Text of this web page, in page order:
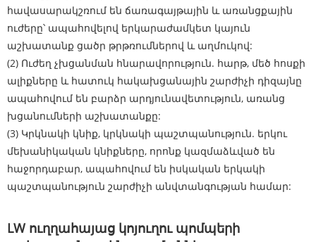
հավասարակշռում են ճառագայթային և առանցքային
ուժերը՝ ապահովելով երկարաժամկետ կայուն
աշխատանք ցածր թրթռումներով և աղմուկով:
(2) Ուժեղ չխցանման հնարավորություն. հարթ, մեծ հոսքի
ալիքները և հատուկ հակախցանային շարժիչի դիզայնը
ապահովում են բարձր արդյունավետություն, առանց
խցանումների աշխատանքը:
(3) Կրկնակի կնիք, կրկնակի պաշտպանություն. երկու
մեխանիկական կնիքները, որոնք կազմաձևված են
հաջորդաբար, ապահովում են իսկական երկակի
պաշտպանություն շարժիչի անվտանգության համար:
LW ուղղահայաց կոյուղու պոմպերի